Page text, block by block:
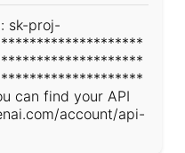
sk-proj-
can find your API
account/api-